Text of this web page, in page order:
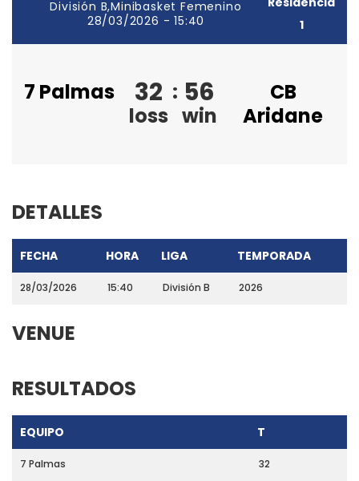
División B,Minibasket Femenino
28/03/2026 - 15:40
1
7 Palmas 32
loss
: 56
win
CB
Aridane
DETALLES
FECHA HORA LIGA TEMPORADA
28/03/2026 15:40 División B 2026
VENUE
RESULTADOS
EQUIPO T
7 Palmas 32